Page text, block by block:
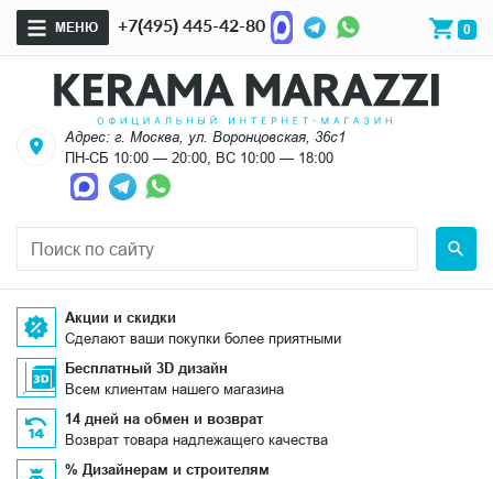
МЕНЮ +7(495) 445-42-80 0
Адрес: г. Москва, ул. Воронцовская, 36с1
ПН-СБ 10:00 — 20:00, ВС 10:00 — 18:00
Акции и скидки
Сделают ваши покупки более приятными
Бесплатный 3D дизайн
Всем клиентам нашего магазина
14 дней на обмен и возврат
Возврат товара надлежащего качества
% Дизайнерам и строителям